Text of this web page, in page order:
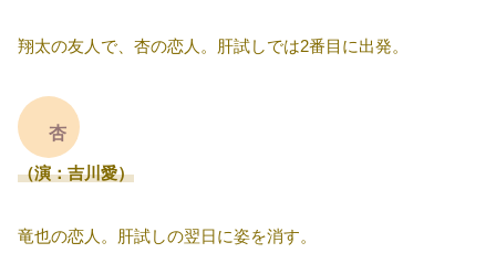
翔太の友人で、杏の恋人。肝試しでは2番目に出発。
杏
（演：吉川愛）
竜也の恋人。肝試しの翌日に姿を消す。